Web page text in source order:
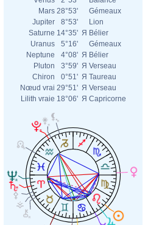
Mars 28°53'
Gémeaux
Jupiter
8°53'
Lion
Saturne 14°35' Я Bélier
Uranus
5°16'
Gémeaux
Neptune
4°08' Я Bélier
Pluton
3°59' Я Verseau
Chiron
0°51' Я Taureau
Nœud vrai 29°51' Я Verseau
Lilith vraie 18°06' Я Capricorne